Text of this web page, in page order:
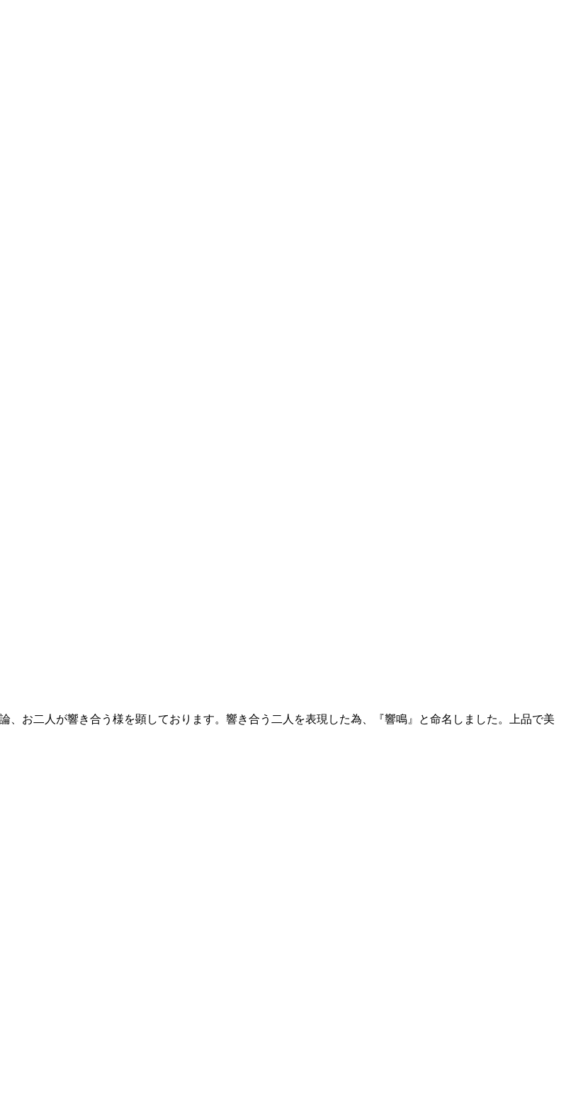
、お二人が響き合う様を顕しております。響き合う二人を表現した為、『響鳴』と命名しました。上品で美